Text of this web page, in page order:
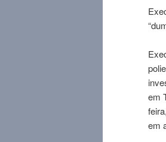
em
em